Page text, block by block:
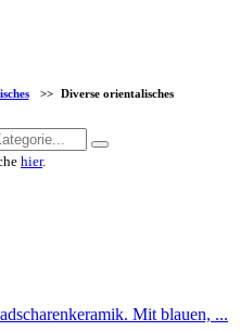
>> Diverse orientalisches
hier.
Mit blauen, ...